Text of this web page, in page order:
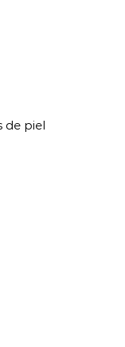
de piel